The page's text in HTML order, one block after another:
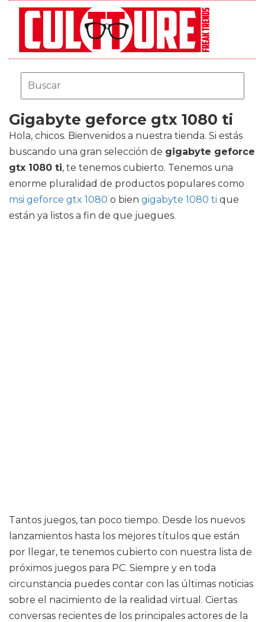
Gigabyte geforce gtx 1080 ti
Hola, chicos. Bienvenidos a nuestra tienda. Si estás
buscando una gran selección de gigabyte geforce
gtx 1080 ti, te tenemos cubierto. Tenemos una
enorme pluralidad de productos populares como
msi geforce gtx 1080 o bien gigabyte 1080 ti que
están ya listos a fin de que juegues.
Tantos juegos, tan poco tiempo. Desde los nuevos
lanzamientos hasta los mejores títulos que están
por llegar, te tenemos cubierto con nuestra lista de
próximos juegos para PC. Siempre y en toda
circunstancia puedes contar con las últimas noticias
sobre el nacimiento de la realidad virtual. Ciertas
conversas recientes de los principales actores de la